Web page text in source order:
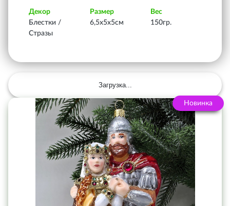
Декор
Блестки /
Стразы
Размер
6,5х5х5см
Вес
150гр.
Загрузка...
Новинка